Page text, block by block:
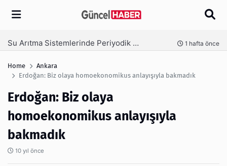
Arama
önce 3 hafta
Home
Ankara
Erdoğan: Biz olaya homoekonomikus anlayışıyla bakmadık
Erdoğan: Biz olaya
homoekonomikus anlayışıyla
bakmadık
10 yıl önce